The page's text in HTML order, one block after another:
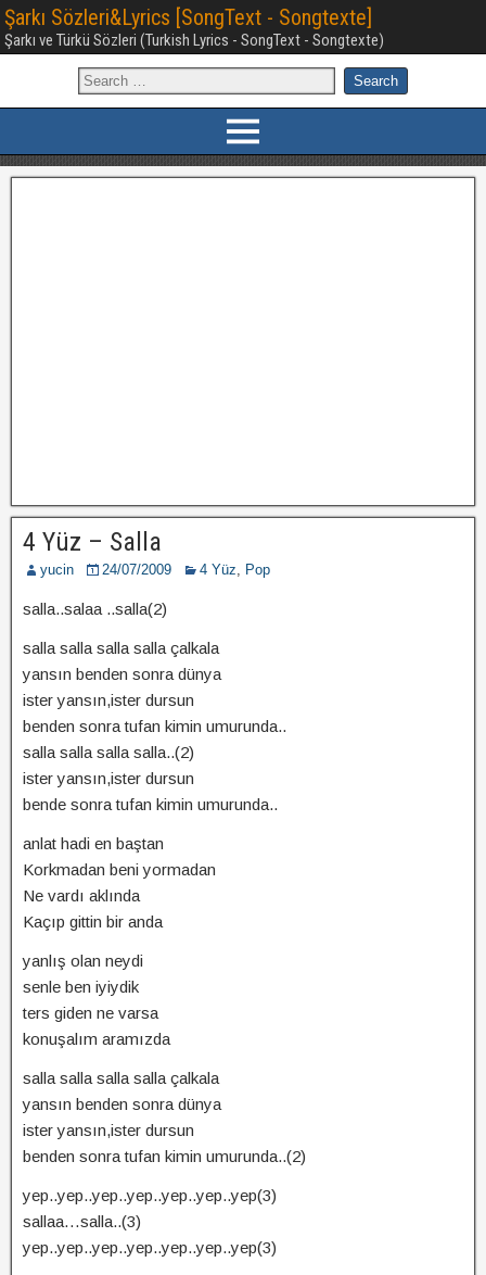
Şarkı Sözleri&Lyrics [SongText - Songtexte]
Şarkı ve Türkü Sözleri (Turkish Lyrics - SongText - Songtexte)
4 Yüz – Salla
yucin 24/07/2009 4 Yüz, Pop
salla..salaa ..salla(2)
salla salla salla salla çalkala
yansın benden sonra dünya
ister yansın,ister dursun
benden sonra tufan kimin umurunda..
salla salla salla salla..(2)
ister yansın,ister dursun
bende sonra tufan kimin umurunda..
anlat hadi en baştan
Korkmadan beni yormadan
Ne vardı aklında
Kaçıp gittin bir anda
yanlış olan neydi
senle ben iyiydik
ters giden ne varsa
konuşalım aramızda
salla salla salla salla çalkala
yansın benden sonra dünya
ister yansın,ister dursun
benden sonra tufan kimin umurunda..(2)
yep..yep..yep..yep..yep..yep..yep(3)
sallaa…salla..(3)
yep..yep..yep..yep..yep..yep..yep(3)